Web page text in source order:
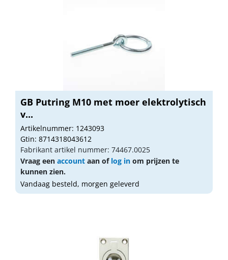
GB Putring M10 met moer elektrolytisch
v...
Artikelnummer: 1243093
Gtin: 8714318043612
Fabrikant artikel nummer: 74467.0025
Vraag een account aan of log in om prijzen te
kunnen zien.
Vandaag besteld, morgen geleverd